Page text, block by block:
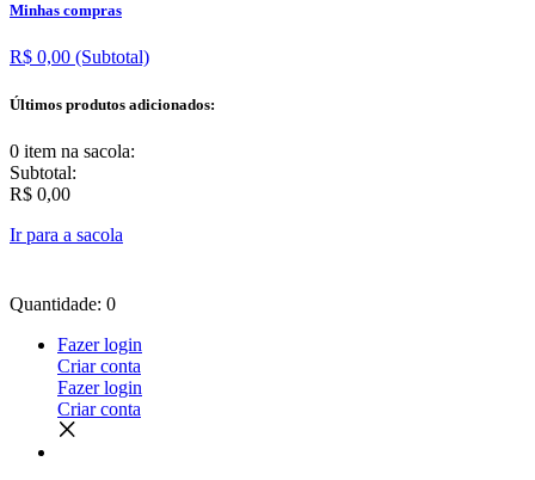
Minhas compras
R$ 0,00 (Subtotal)
Últimos produtos adicionados:
0 item na sacola:
Subtotal:
R$ 0,00
Ir para a sacola
Quantidade: 0
Fazer login
Criar conta
Fazer login
Criar conta